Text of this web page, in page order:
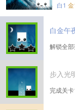
白1
白金午
解锁全部
步入光
完成关卡